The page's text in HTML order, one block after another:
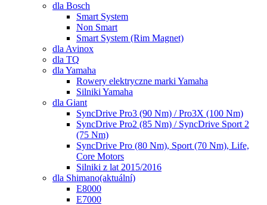
dla Bosch
Smart System
Non Smart
Smart System (Rim Magnet)
dla Avinox
dla TQ
dla Yamaha
Rowery elektryczne marki Yamaha
Silniki Yamaha
dla Giant
SyncDrive Pro3 (90 Nm) / Pro3X (100 Nm)
SyncDrive Pro2 (85 Nm) / SyncDrive Sport 2
(75 Nm)
SyncDrive Pro (80 Nm), Sport (70 Nm), Life,
Core Motors
Silniki z lat 2015/2016
dla Shimano(aktuální)
E8000
E7000